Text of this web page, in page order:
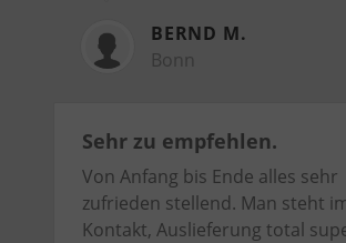
BERND M.
Bonn
Sehr zu empfehlen.
Von Anfang bis Ende alles sehr
zufrieden stellend. Man steht
Kontakt, Auslieferung total